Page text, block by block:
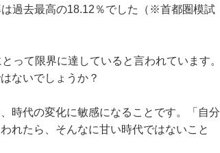
過去最高の18.12％でした（※首都圏模試
って限界に達していると言われています。
ないでしょうか？
時代の変化に敏感になることです。「自分
れたら、そんなに甘い時代ではないこと